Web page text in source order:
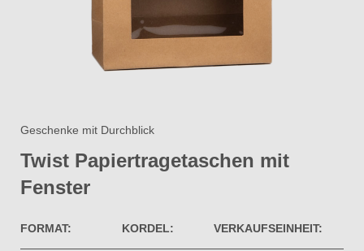
Geschenke mit Durchblick
Twist Papiertragetaschen mit
Fenster​
FORMAT: KORDEL: VERKAUFSEINHEIT: